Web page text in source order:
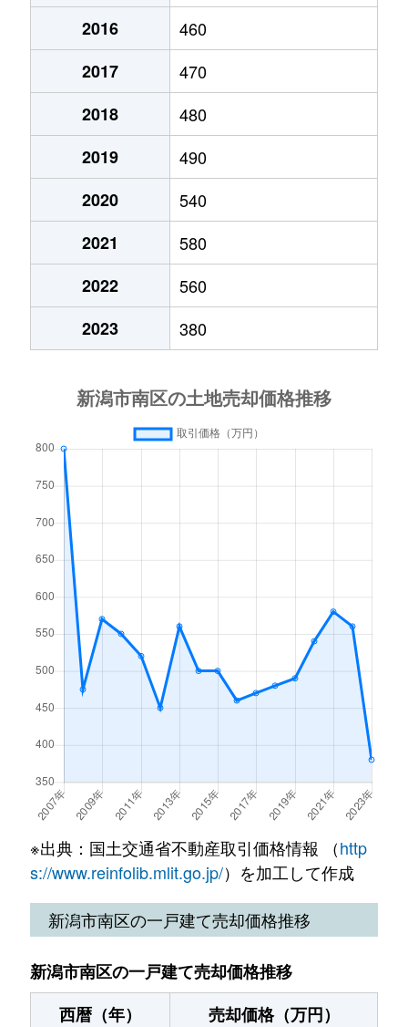
西白根
400万円
900万円
東笠巻
4,800万円
10万円
2016
460
2017
470
2018
480
2019
490
2020
540
2021
580
2022
560
2023
380
※出典：国土交通省不動産取引価格情報 （http
s://www.reinfolib.mlit.go.jp/）を加工して作成
新潟市南区の一戸建て売却価格推移
新潟市南区の一戸建て売却価格推移
西暦（年）
売却価格（万円）